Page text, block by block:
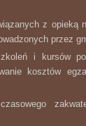
z opieką
przez
i kursów
kosztów